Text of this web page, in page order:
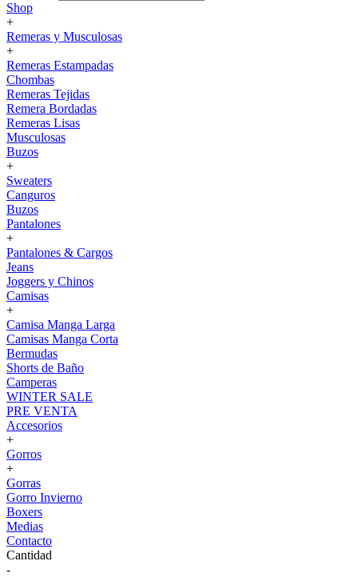
Shop
+
Remeras y Musculosas
+
Remeras Estampadas
Chombas
Remeras Tejidas
Remera Bordadas
Remeras Lisas
Musculosas
Buzos
+
Sweaters
Canguros
Buzos
Pantalones
+
Pantalones & Cargos
Jeans
Joggers y Chinos
Camisas
+
Camisa Manga Larga
Camisas Manga Corta
Bermudas
Shorts de Baño
Camperas
WINTER SALE
PRE VENTA
Accesorios
+
Gorros
+
Gorras
Gorro Invierno
Boxers
Medias
Contacto
Cantidad
-